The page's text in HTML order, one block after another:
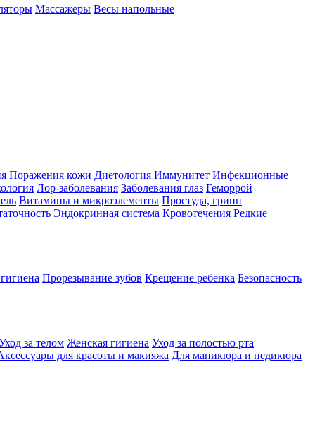
Массажеры Весы напольные
Поражения кожи Диетология Иммунитет Инфекционные
Лор-заболевания Заболевания глаз Геморрой
Витамины и микроэлементы Простуда, грипп
Эндокринная система Кровотечения Редкие
Прорезывание зубов Крещение ребенка Безопасность
за телом Женская гигиена Уход за полостью рта
для красоты и макияжа Для маникюра и педикюра